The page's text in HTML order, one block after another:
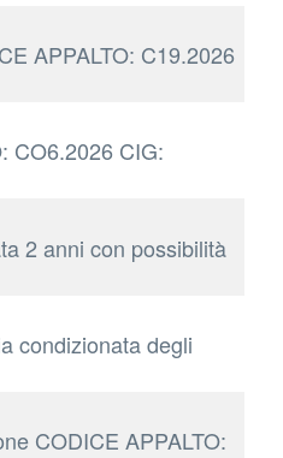
APPALTO: C19.2026
CO6.2026 CIG:
2 anni con possibilità
condizionata degli
CODICE APPALTO: